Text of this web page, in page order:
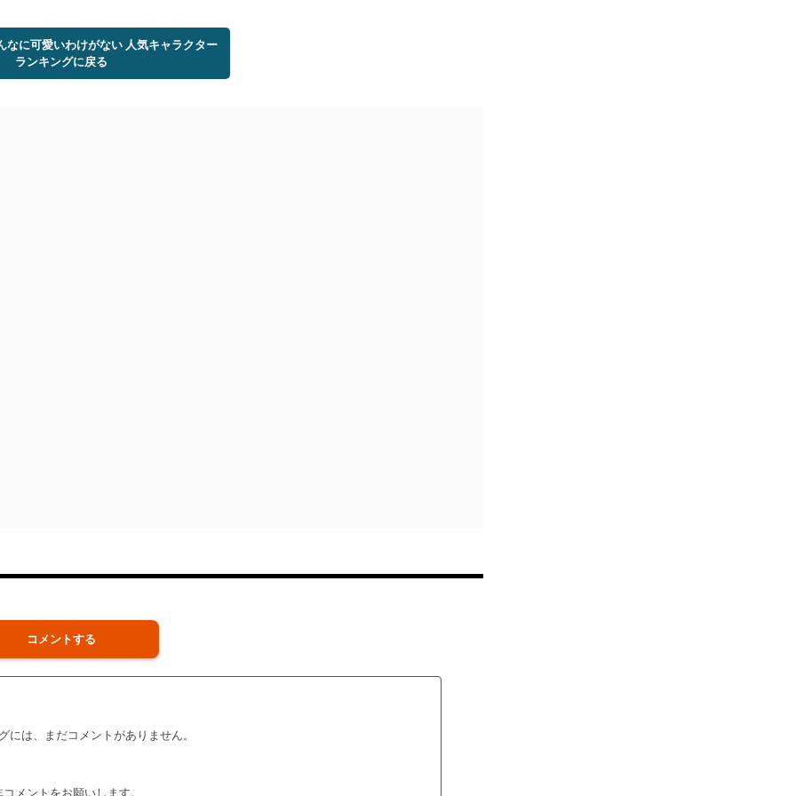
なに可愛いわけがない 人気キャラクター
ランキングに戻る
コメントする
には、まだコメントがありません。
コメントをお願いします。